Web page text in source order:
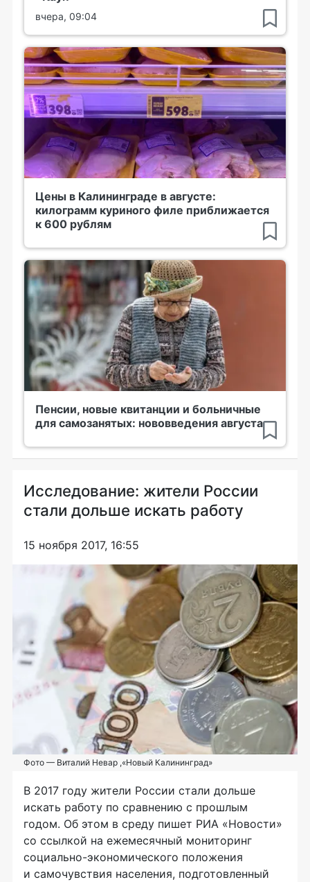
вчера, 09:04
Цены в Калининграде в августе:
килограмм куриного филе приближается
к 600 рублям
Пенсии, новые квитанции и больничные
для самозанятых: нововведения августа
Исследование: жители России
стали дольше искать работу
15 ноября 2017, 16:55
Фото — Виталий Невар ,«Новый Калининград»
В 2017 году жители России стали дольше
искать работу по сравнению с прошлым
годом. Об этом в среду пишет РИА «Новости»
со ссылкой на ежемесячный мониторинг
социально-экономического положения
и самочувствия населения, подготовленный